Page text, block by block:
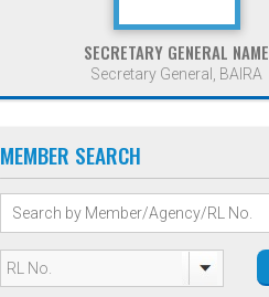
SECRETARY GENERAL NAME
Secretary General, BAIRA
MEMBER SEARCH